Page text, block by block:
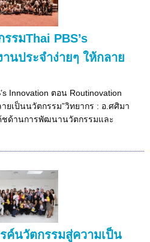
รมThai PBS’s
นประจำง่ายๆ ให้กลาย
Innovation ตอน Routinovation
ยเป็นนวัตกรรม”วิทยากร : อ.ศศิมา
ชด้านการพัฒนานวัตกรรมและ
ค์นวัตกรรมสู่ความเป็น